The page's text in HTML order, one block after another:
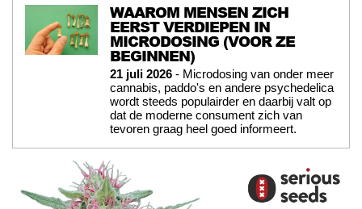
WAAROM MENSEN ZICH
EERST VERDIEPEN IN
MICRODOSING (VOOR ZE
BEGINNEN)
21 juli 2026 - Microdosing van onder meer
cannabis, paddo's en andere psychedelica
wordt steeds populairder en daarbij valt op
dat de moderne consument zich van
tevoren graag heel goed informeert.